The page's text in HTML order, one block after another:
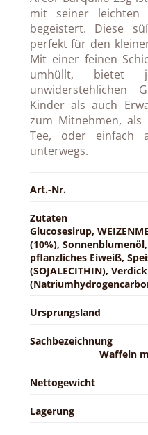
mit seiner leichten
begeistert. Diese
perfekt für den
Mit einer feinen
umhüllt, bietet
unwiderstehlichen
Kinder als auch
zum Mitnehmen, als
Tee, oder einfach
unterwegs.
Art.-Nr.
Zutaten
Glucosesirup,
(10%),
pflanzliches Eiweiß,
(SOJALECITHIN),
Ursprungsland
Sachbezeichnung
Waffeln
Nettogewicht
Lagerung